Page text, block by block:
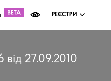
РЕЄСТРИ
27.09.2010